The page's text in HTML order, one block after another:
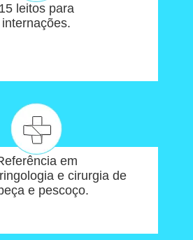
15 leitos para
internações.
em
e cirurgia de
e pescoço.